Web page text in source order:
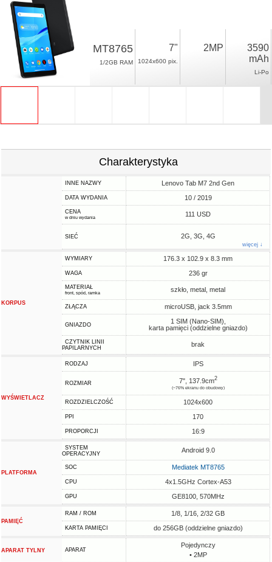
MT8765
1/2GB RAM
7"
1024x600 pix.
2MP
3590
mAh
Li-Po
Charakterystyka
INNE NAZWY Lenovo Tab M7 2nd Gen
DATA WYDANIA 10 / 2019
CENA
w dniu wydania 111 USD
SIEĆ 2G, 3G, 4G
więcej ↓
KORPUS
WYMIARY 176.3 x 102.9 x 8.3 mm
WAGA 236 gr
MATERIAŁ
front, spód, ramka szkło, metal, metal
ZŁĄCZA microUSB, jack 3.5mm
GNIAZDO
1 SIM (Nano-SIM),
karta pamięci (oddzielne gniazdo)
CZYTNIK LINII
PAPILARNYCH
brak
WYŚWIETLACZ
RODZAJ IPS
ROZMIAR 7", 137.9cm2
(~76% ekranu do obudowy)
ROZDZIELCZOŚĆ 1024x600
PPI 170
PROPORCJI 16:9
PLATFORMA
SYSTEM
OPERACYJNY
Android 9.0
SOC Mediatek MT8765
CPU 4x1.5GHz Cortex-A53
GPU GE8100, 570MHz
PAMIĘĆ
RAM / ROM 1/8, 1/16, 2/32 GB
KARTA PAMIĘCI do 256GB (oddzielne gniazdo)
APARAT TYLNY APARAT
Pojedynczy
• 2MP